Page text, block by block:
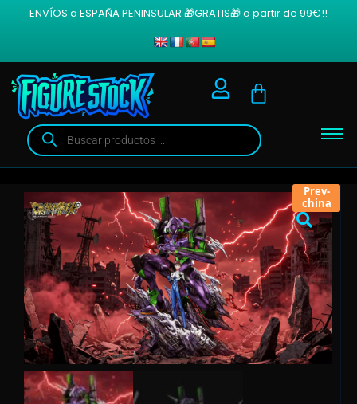
ENVÍOS a ESPAÑA PENINSULAR 🎁GRATIS🎁 a partir de 99€!!
Prev-
china